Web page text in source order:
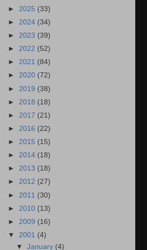
► 2025 (33)
► 2024 (34)
► 2023 (39)
► 2022 (52)
► 2021 (84)
► 2020 (72)
► 2019 (38)
► 2018 (18)
► 2017 (21)
► 2016 (22)
► 2015 (15)
► 2014 (18)
► 2013 (18)
► 2012 (27)
► 2011 (30)
► 2010 (13)
► 2009 (16)
▼ 2001 (4)
▼January (4)